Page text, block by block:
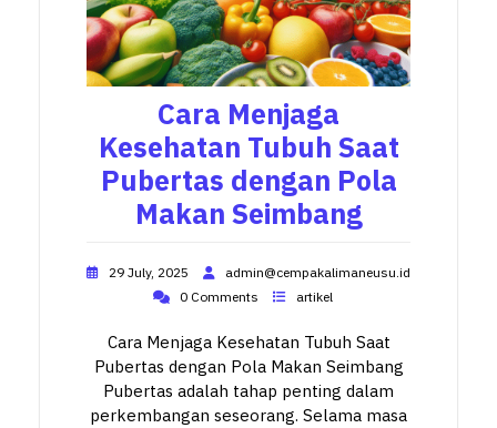
Cara Menjaga
Kesehatan Tubuh Saat
Pubertas dengan Pola
Makan Seimbang
29 July, 2025
admin@cempakalimaneusu.id
0 Comments
artikel
Cara Menjaga Kesehatan Tubuh Saat
Pubertas dengan Pola Makan Seimbang
Pubertas adalah tahap penting dalam
perkembangan seseorang. Selama masa